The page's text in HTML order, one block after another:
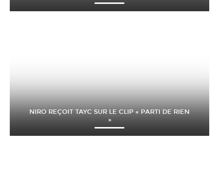
NIRO REÇOIT TAYC SUR LE CLIP « PARTI DE RIEN
»